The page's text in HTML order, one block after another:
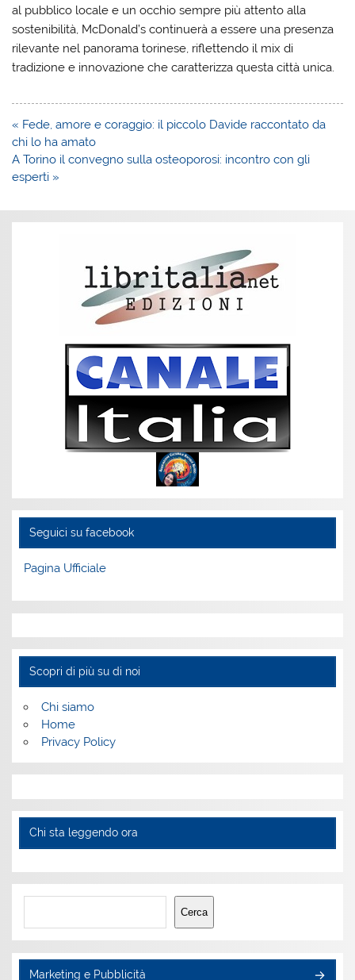
al pubblico locale e un occhio sempre più attento alla
sostenibilità, McDonald’s continuerà a essere una presenza
rilevante nel panorama torinese, riflettendo il mix di
tradizione e innovazione che caratterizza questa città unica.
Navigazione
articoli
« Fede, amore e coraggio: il piccolo Davide raccontato da
chi lo ha amato
A Torino il convegno sulla osteoporosi: incontro con gli
esperti »
Seguici su facebook
Pagina Ufficiale
Scopri di più su di noi
Chi siamo
Home
Privacy Policy
Chi sta leggendo ora
Cerca
Cerca
Marketing e Pubblicità